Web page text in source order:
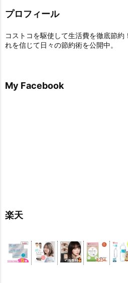
プロフィール
コストコを駆使して生活費を徹底節
れを信じて日々の節約術を公開中。
My Facebook
楽天